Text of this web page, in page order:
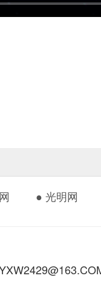
● 光明网